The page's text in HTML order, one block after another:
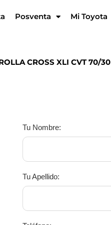
Posventa Mi Toyota
CROSS XLI CVT 70/30
Tu Nombre:
Tu Apellido: